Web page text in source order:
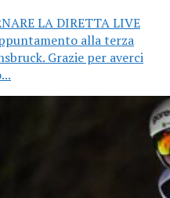
LA DIRETTA LIVE
alla terza
Grazie per averci